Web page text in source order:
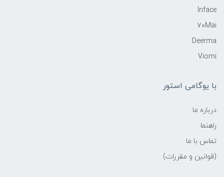
Inface
70Mai
Deerma
Viomi
با یوگامی استور
درباره ما
راهنما
تماس با ما
(قوانین و مقررات)